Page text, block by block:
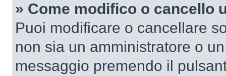
» Come modifico o cancello
Puoi modificare o cancellare
non sia un amministratore o
messaggio premendo il